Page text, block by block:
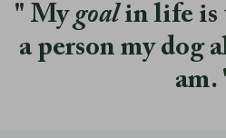
My goalin life is
a person my dog
am.